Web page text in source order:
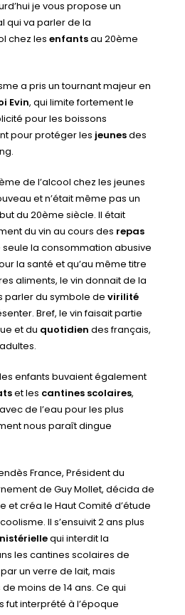
je vous propose un
qui va parler de la
chez lesenfantsau 20ème
a pris un tournant majeur en
Evin, qui limite fortement le
pour les boissons
pour protéger les jeunesdes
de l’alcool chez les jeunes
et n’était même pas un
du 20ème siècle. Il était
du vin au cours des repas
la consommation abusive
la santé et qu’au même titre
aliments, le vin donnait de la
parler du symbole devirilité
Bref, le vin faisait partie
et du quotidien des français,
enfants buvaient également
et les cantines scolaires,
de l’eau pour les plus
nous paraît dingue
France, Président du
de Guy Mollet, décida de
et créa le Haut Comité d’étude
Il s’ensuivit 2 ans plus
qui interdit la
les cantines scolaires de
un verre de lait, mais
moins de 14 ans. Ce qui
fut interprété à l’époque